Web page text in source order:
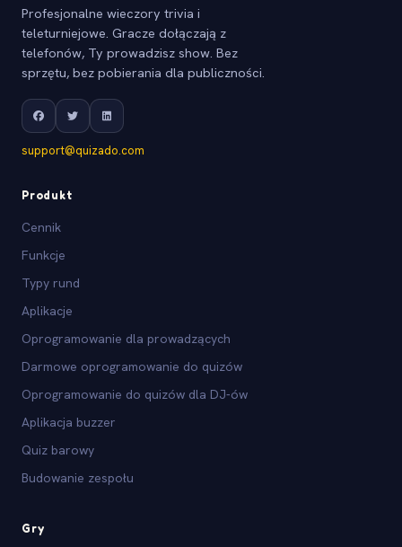
Profesjonalne wieczory trivia i
teleturniejowe. Gracze dołączają z
telefonów, Ty prowadzisz show. Bez
sprzętu, bez pobierania dla publiczności.
support@quizado.com
Produkt
Cennik
Funkcje
Typy rund
Aplikacje
Oprogramowanie dla prowadzących
Darmowe oprogramowanie do quizów
Oprogramowanie do quizów dla DJ-ów
Aplikacja buzzer
Quiz barowy
Budowanie zespołu
Gry